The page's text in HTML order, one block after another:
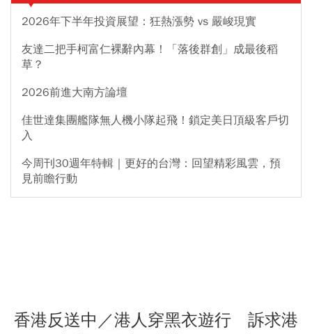
2026年下半年投資展望：狂熱漲勢 vs 嚴峻現實
友達二把手柯富仁裸辭內幕！「落後群創」成最後稻
草？
2026前進大南方論壇
佳世達集團艦隊無人機小隊起飛！鎖定美日頂級客戶切
入
今周刊30週年特輯｜更好的台灣：回望精彩風雲，預
見前瞻行動
香港反送中／港人穿黑衣遊行 訴求港